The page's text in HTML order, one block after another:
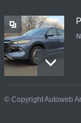
© Copyright Autoweb